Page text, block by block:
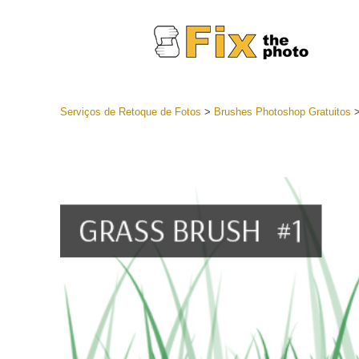
Serviços
Serviços de Retoque de Fotos > Brushes Photoshop Gratuitos >